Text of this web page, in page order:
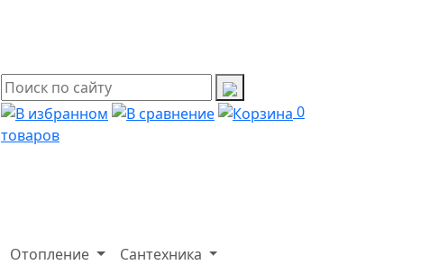
Отопление Сантехника
0
товаров